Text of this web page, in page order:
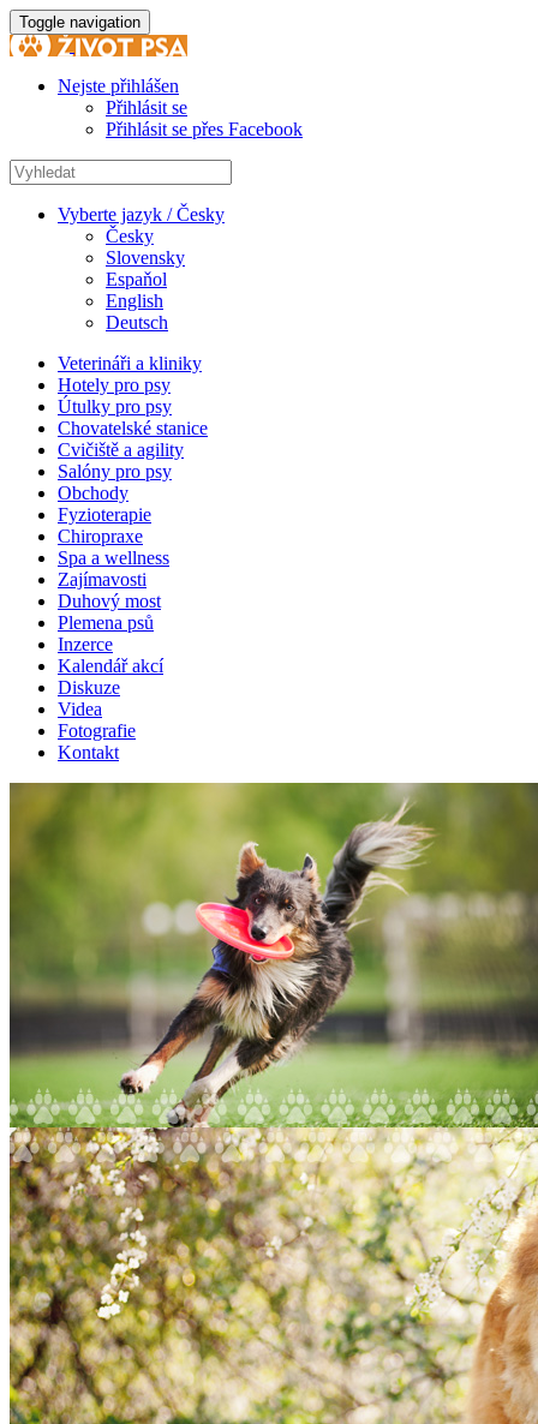
Toggle navigation
Nejste přihlášen
Přihlásit se
Přihlásit se přes Facebook
Vyberte jazyk / Česky
Česky
Slovensky
Espaňol
English
Deutsch
Veterináři a kliniky
Hotely pro psy
Útulky pro psy
Chovatelské stanice
Cvičiště a agility
Salóny pro psy
Obchody
Fyzioterapie
Chiropraxe
Spa a wellness
Zajímavosti
Duhový most
Plemena psů
Inzerce
Kalendář akcí
Diskuze
Videa
Fotografie
Kontakt